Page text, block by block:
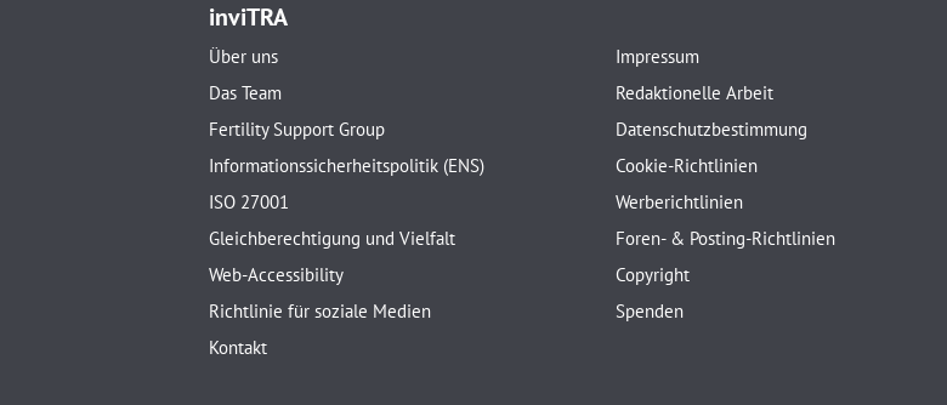
inviTRA
Über uns
Das Team
Fertility Support Group
Informationssicherheitspolitik (ENS)
ISO 27001
Gleichberechtigung und Vielfalt
Web-Accessibility
Richtlinie für soziale Medien
Kontakt
Impressum
Redaktionelle Arbeit
Datenschutzbestimmung
Cookie-Richtlinien
Werberichtlinien
Foren- & Posting-Richtlinien
Copyright
Spenden